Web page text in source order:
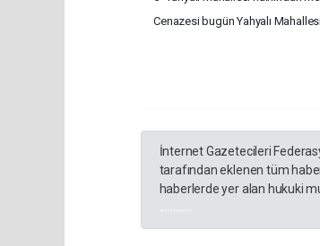
Cenazesi bugün Yahyalı
İnternet Gazetecileri
tarafından eklenen tüm
haberlerde yer alan hukuki